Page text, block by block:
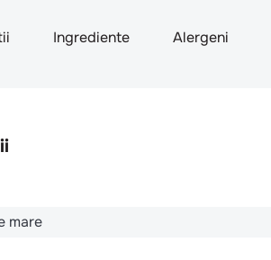
Ingrediente Alergeni
mare